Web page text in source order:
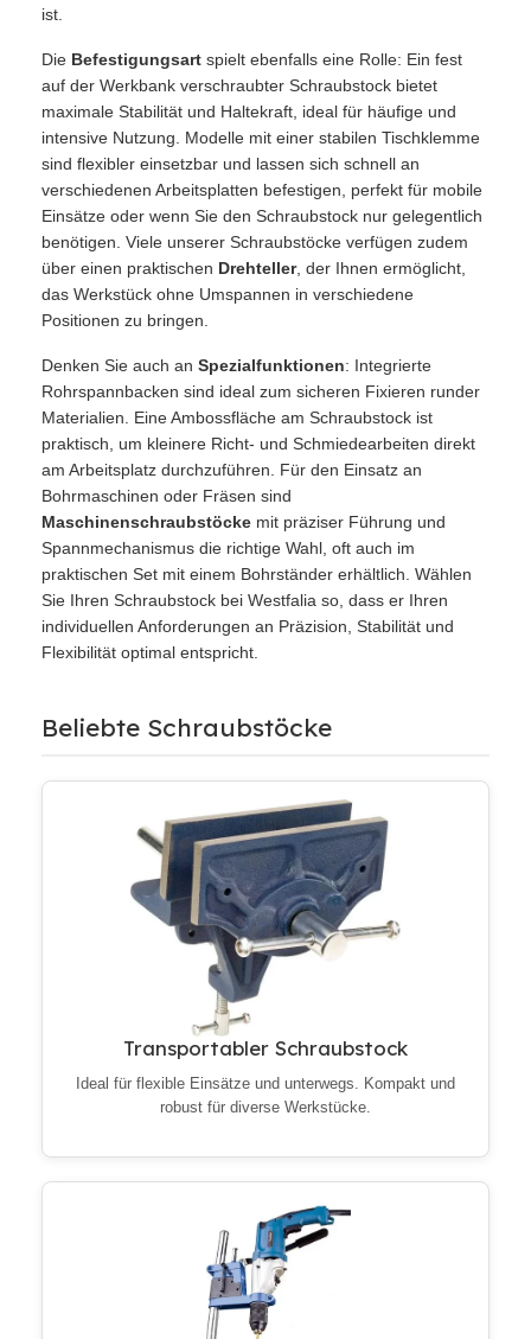
ist.
Die Befestigungsart spielt ebenfalls eine Rolle: Ein fest
auf der Werkbank verschraubter Schraubstock bietet
maximale Stabilität und Haltekraft, ideal für häufige und
intensive Nutzung. Modelle mit einer stabilen Tischklemme
sind flexibler einsetzbar und lassen sich schnell an
verschiedenen Arbeitsplatten befestigen, perfekt für mobile
Einsätze oder wenn Sie den Schraubstock nur gelegentlich
benötigen. Viele unserer Schraubstöcke verfügen zudem
über einen praktischen Drehteller, der Ihnen ermöglicht,
das Werkstück ohne Umspannen in verschiedene
Positionen zu bringen.
Denken Sie auch an Spezialfunktionen: Integrierte
Rohrspannbacken sind ideal zum sicheren Fixieren runder
Materialien. Eine Ambossfläche am Schraubstock ist
praktisch, um kleinere Richt- und Schmiedearbeiten direkt
am Arbeitsplatz durchzuführen. Für den Einsatz an
Bohrmaschinen oder Fräsen sind
Maschinenschraubstöcke mit präziser Führung und
Spannmechanismus die richtige Wahl, oft auch im
praktischen Set mit einem Bohrständer erhältlich. Wählen
Sie Ihren Schraubstock bei Westfalia so, dass er Ihren
individuellen Anforderungen an Präzision, Stabilität und
Flexibilität optimal entspricht.
Beliebte Schraubstöcke
Transportabler Schraubstock
Ideal für flexible Einsätze und unterwegs. Kompakt und
robust für diverse Werkstücke.